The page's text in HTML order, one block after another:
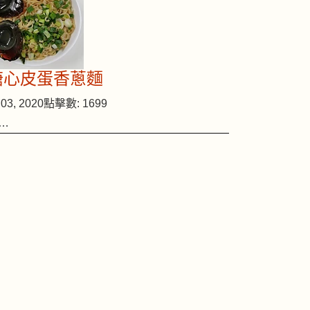
皮蛋香蔥麵
2020點擊數: 1699